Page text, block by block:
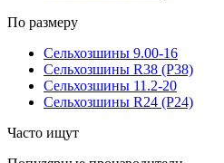
По размеру
Сельхозшины 9.00-16
Сельхозшины R38 (Р38)
Сельхозшины 11.2-20
Сельхозшины R24 (Р24)
Часто ищут